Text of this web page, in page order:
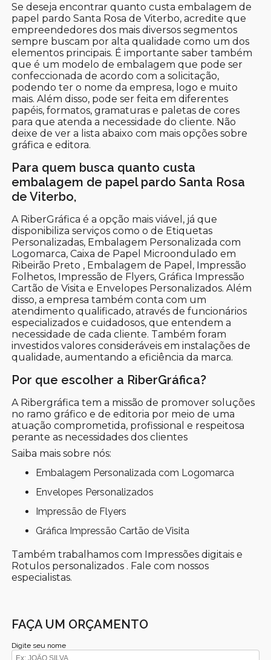
Se deseja encontrar quanto custa embalagem de
papel pardo Santa Rosa de Viterbo, acredite que
empreendedores dos mais diversos segmentos
sempre buscam por alta qualidade como um dos
elementos principais. É importante saber também
que é um modelo de embalagem que pode ser
confeccionada de acordo com a solicitação,
podendo ter o nome da empresa, logo e muito
mais. Além disso, pode ser feita em diferentes
papéis, formatos, gramaturas e paletas de cores
para que atenda a necessidade do cliente. Não
deixe de ver a lista abaixo com mais opções sobre
gráfica e editora.
Para quem busca quanto custa
embalagem de papel pardo Santa Rosa
de Viterbo,
A RiberGráfica é a opção mais viável, já que
disponibiliza serviços como o de Etiquetas
Personalizadas, Embalagem Personalizada com
Logomarca, Caixa de Papel Microondulado em
Ribeirão Preto , Embalagem de Papel, Impressão
Folhetos, Impressão de Flyers, Gráfica Impressão
Cartão de Visita e Envelopes Personalizados. Além
disso, a empresa também conta com um
atendimento qualificado, através de funcionários
especializados e cuidadosos, que entendem a
necessidade de cada cliente. Também foram
investidos valores consideráveis em instalações de
qualidade, aumentando a eficiência da marca.
Por que escolher a RiberGráfica?
A Ribergráfica tem a missão de promover soluções
no ramo gráfico e de editoria por meio de uma
atuação comprometida, profissional e respeitosa
perante as necessidades dos clientes
Saiba mais sobre nós:
Embalagem Personalizada com Logomarca
Envelopes Personalizados
Impressão de Flyers
Gráfica Impressão Cartão de Visita
Também trabalhamos com Impressões digitais e
Rotulos personalizados . Fale com nossos
especialistas.
FAÇA UM ORÇAMENTO
Digite seu nome